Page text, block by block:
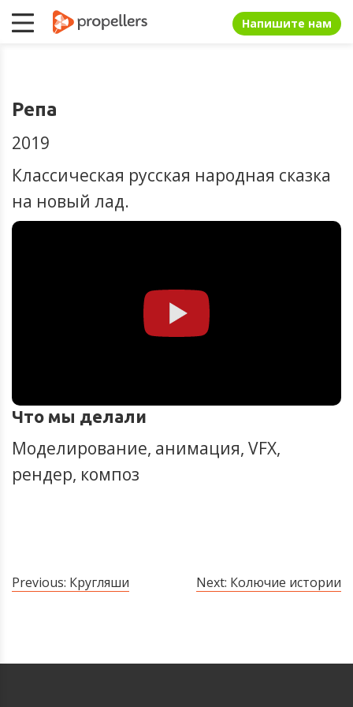
Напишите нам
Репа
2019
Классическая русская народная сказка
на новый лад.
Что мы делали
Моделирование, анимация, VFX,
рендер, композ
Previous: Кругляши Next: Колючие истории